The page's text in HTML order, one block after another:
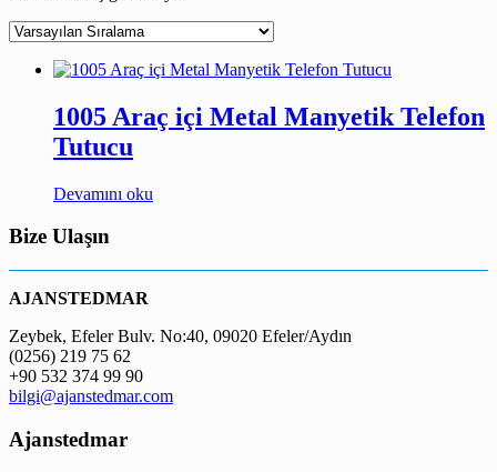
1005 Araç içi Metal Manyetik Telefon
Tutucu
Devamını oku
Bize Ulaşın
AJANSTEDMAR
Zeybek, Efeler Bulv. No:40, 09020 Efeler/Aydın
(0256) 219 75 62
+90 532 374 99 90
bilgi@ajanstedmar.com
Ajanstedmar